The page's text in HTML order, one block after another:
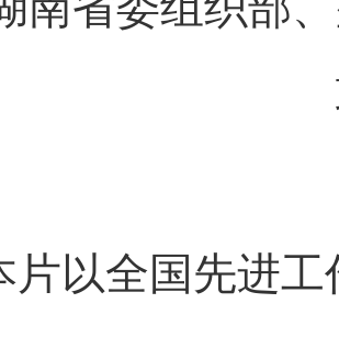
全国先进工